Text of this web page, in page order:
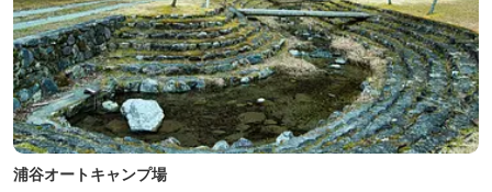
浦谷オートキャンプ場